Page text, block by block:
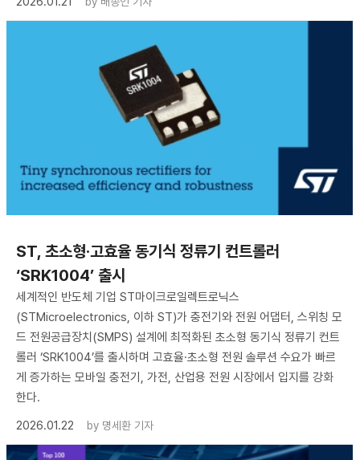
ST, 초소형·고효율 동기식 정류기 컨트롤러
‘SRK1004’ 출시
세계적인 반도체 기업 ST마이크로일렉트로닉스
(STMicroelectronics, 이하 ST)가 충전기와 전원 어댑터, 스위칭 모
드 전원공급장치(SMPS) 설계에 최적화된 초소형 동기식 정류기 컨트
롤러 ‘SRK1004’를 출시하며 고효율·초소형 전원 솔루션 수요가 빠르
게 증가하는 모바일 충전기, 가전, 산업용 전원 시장에서 입지를 강화
한다.
2026.01.22
by 명세환 기자